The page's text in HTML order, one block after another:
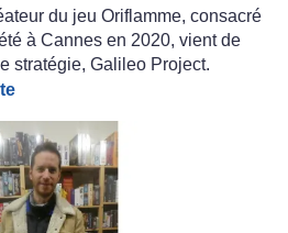
du jeu Oriflamme, consacré
à Cannes en 2020, vient de
stratégie, Galileo Project.